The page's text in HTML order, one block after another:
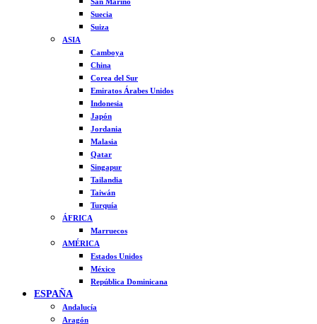
Suecia
Suiza
ASIA
Camboya
China
Corea del Sur
Emiratos Árabes Unidos
Indonesia
Japón
Jordania
Malasia
Qatar
Singapur
Tailandia
Taiwán
Turquía
ÁFRICA
Marruecos
AMÉRICA
Estados Unidos
México
República Dominicana
ESPAÑA
Andalucía
Aragón